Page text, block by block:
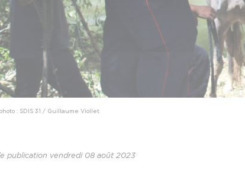
: SDIS 31 / Guillaume Viollet
publication vendredi 08 août 2023